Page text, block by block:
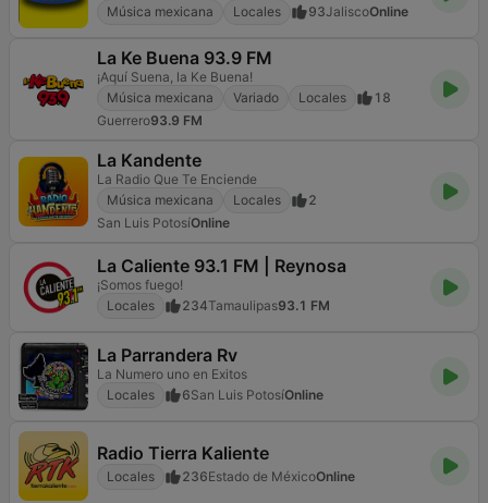
Música mexicana
Locales 93JaliscoOnline
La Ke Buena 93.9 FM
¡Aquí Suena, la Ke Buena!
Música mexicana
Variado Locales
18
Guerrero93.9 FM
La Kandente
La Radio Que Te Enciende
Música mexicana
Locales
2
San Luis PotosíOnline
La Caliente 93.1 FM | Reynosa
¡Somos fuego!
Locales
234Tamaulipas93.1 FM
La Parrandera Rv
La Numero uno en Exitos
Locales
6San Luis PotosíOnline
Radio Tierra Kaliente
Locales 236Estado de MéxicoOnline